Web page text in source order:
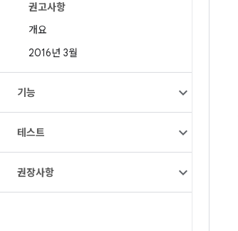
권고사항
개요
2016년 3월
기능
테스트
권장사항